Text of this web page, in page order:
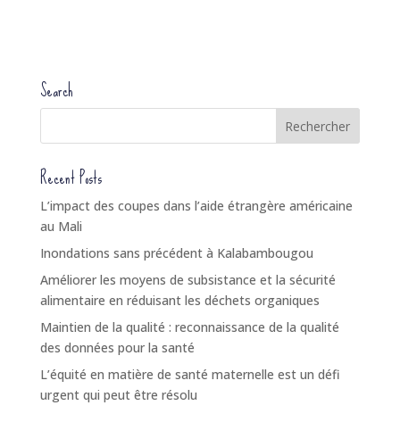
Search
Recent Posts
L’impact des coupes dans l’aide étrangère américaine
au Mali
Inondations sans précédent à Kalabambougou
Améliorer les moyens de subsistance et la sécurité
alimentaire en réduisant les déchets organiques
Maintien de la qualité : reconnaissance de la qualité
des données pour la santé
L’équité en matière de santé maternelle est un défi
urgent qui peut être résolu